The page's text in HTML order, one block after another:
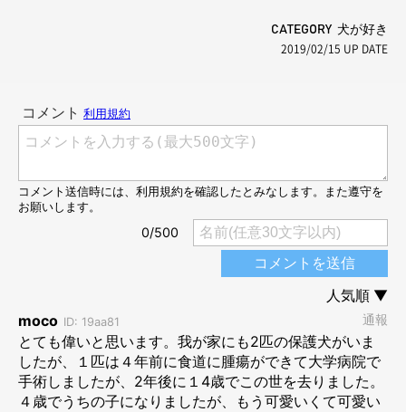
CATEGORY 犬が好き
2019/02/15 UP DATE